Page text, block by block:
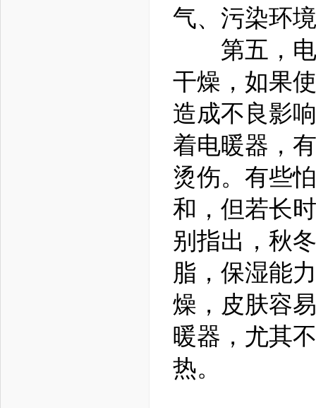
气、污染环
第五，电
干燥，如果
造成不良影
着电暖器，
烫伤。有些
和，但若长
别指出，秋
脂，保湿能
燥，皮肤容
暖器，尤其
热。